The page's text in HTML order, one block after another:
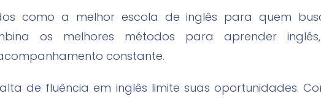
como a melhor escola de inglês para quem
os melhores métodos para aprender
constante.
de fluência em inglês limite suas oportunidades.